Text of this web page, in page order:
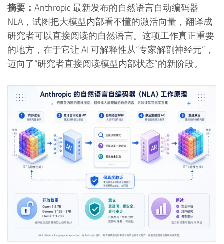
摘要： Anthropic 最新发布的自然语言自动编码器
NLA，试图把大模型内部看不懂的激活向量，翻译成
研究者可以直接阅读的自然语言。这项工作真正重要
的地方，在于它让 AI 可解释性从“专家解剖神经元”，
迈向了“研究者直接阅读模型内部状态”的新阶段。